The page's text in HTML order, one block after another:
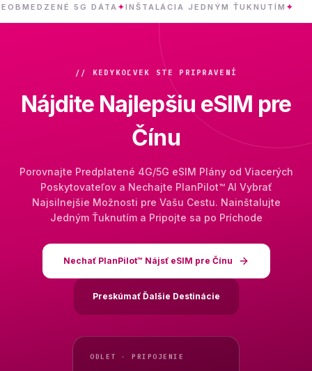
5G DÁTA ✦INŠTALÁCIA JEDNÝM ŤUKNUTÍM✦ ČÍNA
// KEDYKOĽVEK STE PRIPRAVENÍ
Nájdite Najlepšiu eSIM pre
Čínu
Porovnajte Predplatené 4G/5G eSIM Plány od Viacerých
Poskytovateľov a Nechajte PlanPilot™ AI Vybrať
Najsilnejšie Možnosti pre Vašu Cestu. Nainštalujte
Jedným Ťuknutím a Pripojte sa po Príchode
Nechať PlanPilot™ Nájsť eSIM pre Čínu
Preskúmať Ďalšie Destinácie
ODLET · PRIPOJENIE